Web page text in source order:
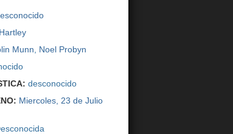
Munn
Noel Probyn
desconocido
Miercoles, 23 de Julio